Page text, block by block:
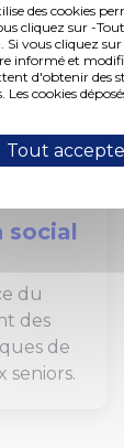
des cookies
cliquez sur -
vous cliquez sur
informé et
d'obtenir des
Les cookies
Tout
social
du
des
de
seniors.